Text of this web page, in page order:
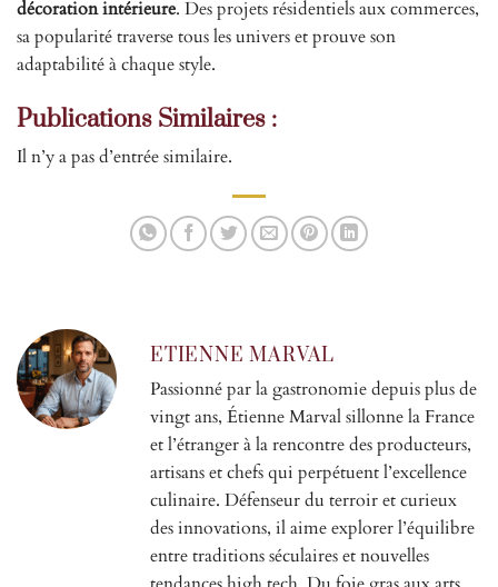
décoration intérieure. Des projets résidentiels aux commerces,
sa popularité traverse tous les univers et prouve son
adaptabilité à chaque style.
Publications Similaires :
Il n’y a pas d’entrée similaire.
ETIENNE MARVAL
Passionné par la gastronomie depuis plus de
vingt ans, Étienne Marval sillonne la France
et l’étranger à la rencontre des producteurs,
artisans et chefs qui perpétuent l’excellence
culinaire. Défenseur du terroir et curieux
des innovations, il aime explorer l’équilibre
entre traditions séculaires et nouvelles